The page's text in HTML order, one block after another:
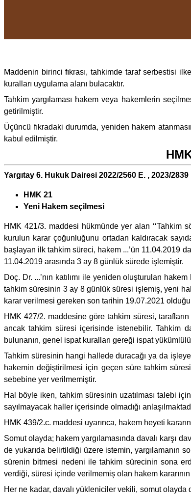
Maddenin birinci fıkrası, tahkimde taraf serbestisi
kuralları uygulama alanı bulacaktır.
Tahkim yargılaması hakem veya hakemlerin
getirilmiştir.
Üçüncü fıkradaki durumda, yeniden hakem
kabul edilmiştir.
Yargıtay 6. Hukuk Dairesi 2022/2560 E. , 2023/2839
HMK 21
Yeni Hakem seçilmesi
HMK 421/3. maddesi hükmünde yer alan
kurulun karar çoğunluğunu ortadan kaldıracak
başlayan ilk tahkim süreci, hakem ...’ün 11.04.2019
11.04.2019 arasında 3 ay 8 günlük sürede işlemiştir.
Doç. Dr. ...’nın katılımı ile yeniden oluşturulan
tahkim süresinin 3 ay 8 günlük süresi işlemiş, yeni
karar verilmesi gereken son tarihin 19.07.2021 olduğu
HMK 427/2. maddesine göre tahkim süresi,
ancak tahkim süresi içerisinde istenebilir. Tahkim
bulunanın, genel ispat kuralları gereği ispat
Tahkim süresinin hangi hallede duracağı ya da
hakemin değiştirilmesi için geçen süre tahkim
sebebine yer verilmemiştir.
Hal böyle iken, tahkim süresinin uzatılması talebi
sayılmayacak haller içerisinde olmadığı
HMK 439/2.c. maddesi uyarınca, hakem heyeti
Somut olayda; hakem yargılamasında davalı karşı
de yukarıda belirtildiği üzere istemin, yargılamanın
sürenin bitmesi nedeni ile tahkim sürecinin sona
verdiği, süresi içinde verilmemiş olan hakem kararının
Her ne kadar, davalı yükleniciler vekili, somut olayda